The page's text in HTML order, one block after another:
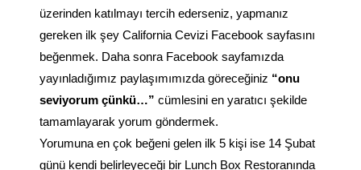
üzerinden katılmayı tercih ederseniz, yapmanız
gereken ilk şey California Cevizi Facebook sayfasını
beğenmek. Daha sonra Facebook sayfamızda
yayınladığımız paylaşımımızda göreceğiniz “onu
seviyorum çünkü…” cümlesini en yaratıcı şekilde
tamamlayarak yorum göndermek.
Yorumuna en çok beğeni gelen ilk 5 kişi ise 14 Şubat
günü kendi belirleyeceği bir Lunch Box Restoranında